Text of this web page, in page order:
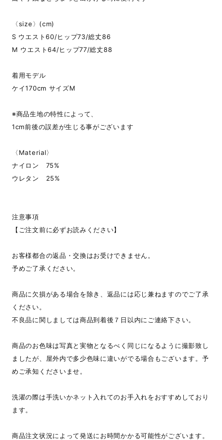
〈size〉(cm)
S ウエスト60/ヒップ73/総丈86
M ウエスト64/ヒップ77/総丈88
着用モデル
ケイ170cm サイズM
※商品生地の特性によって、
1cm前後の誤差が生じる事がございます
〈Material〉
ナイロン 75%
ウレタン 25%
注意事項
【ご注文前に必ずお読みください】
お客様都合の返品・交換はお受けできません。
予めご了承ください。
商品に欠損がある場合を除き、返品には応じ兼ねますのでご了承
ください。
不良品に関しましては商品到着後７日以内にご連絡下さい。
商品のお色味は写真と実物となるべく同じになるように撮影致し
ましたが、屋外内で多少色味に違いがでる場合もございます。予
めご承知くださいませ。
洗濯の際は手洗いかネット入れてのお手入れをおすすめしており
ます。
商品注文状況によって発送にお時間かかる可能性がございます。